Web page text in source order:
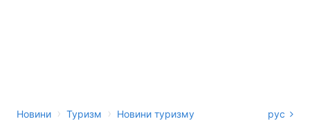
Новини › Туризм › Новини туризму рус